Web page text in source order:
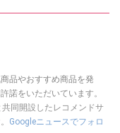
品やおすすめ商品を発
諾をいただいています。
同開設したレコメンドサ
Googleニュースでフォロ